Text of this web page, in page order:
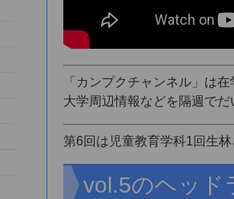
「カンプクチャンネル」は
大学周辺情報などを隔週でだ
第6回は児童教育学科1回生林
vol.5のヘッド